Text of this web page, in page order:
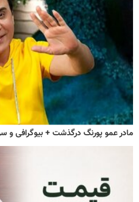
مادر عمو پورنگ درگذشت + بیوگرافی و